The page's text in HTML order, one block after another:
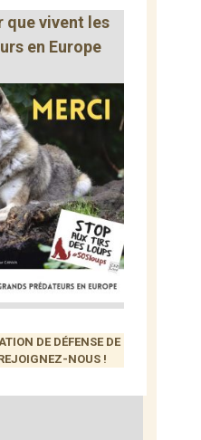
que vivent les
en Europe
DE DÉFENSE DE
NOUS !